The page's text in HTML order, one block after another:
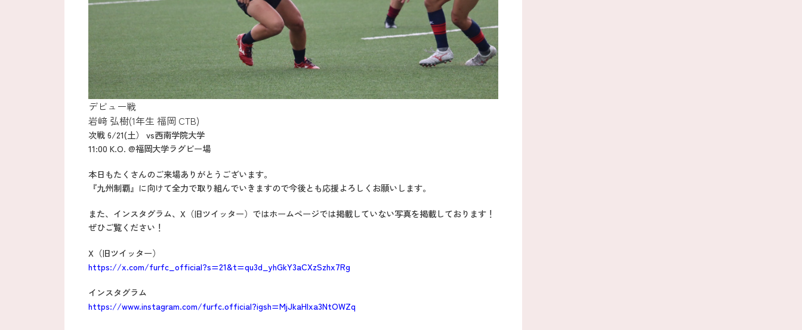
デビュー戦
岩﨑 弘樹(1年生 福岡 CTB)
次戦 6/21(土） vs西南学院大学
11:00 K.O. @福岡大学ラグビー場
本日もたくさんのご来場ありがとうございます。
『九州制覇』に向けて全力で取り組んでいきますので今後とも応援よろしくお願いします。
また、インスタグラム、X（旧ツイッター）ではホームページでは掲載していない写真を掲載しております！
ぜひご覧ください！
X（旧ツイッター）
https://x.com/furfc_official?s=21&t=qu3d_yhGkY3aCXzSzhx7Rg
インスタグラム
https://www.instagram.com/furfc.official?igsh=MjJkaHIxa3NtOWZq